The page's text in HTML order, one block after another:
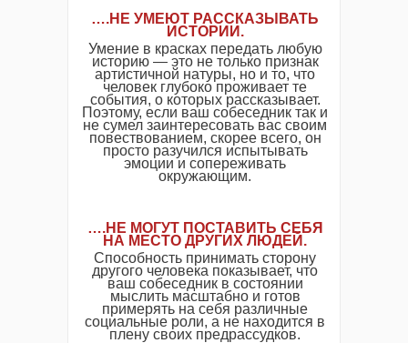
….НЕ УМЕЮТ РАССКАЗЫВАТЬ
ИСТОРИИ.
Умение в красках передать любую
историю — это не только признак
артистичной натуры, но и то, что
человек глубоко проживает те
события, о которых рассказывает.
Поэтому, если ваш собеседник так и
не сумел заинтересовать вас своим
повествованием, скорее всего, он
просто разучился испытывать
эмоции и сопереживать
окружающим.
….НЕ МОГУТ ПОСТАВИТЬ СЕБЯ
НА МЕСТО ДРУГИХ ЛЮДЕЙ.
Способность принимать сторону
другого человека показывает, что
ваш собеседник в состоянии
мыслить масштабно и готов
примерять на себя различные
социальные роли, а не находится в
плену своих предрассудков.